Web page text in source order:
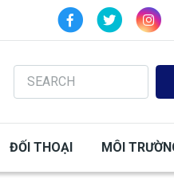
Search
ĐỐI THOẠI MÔI